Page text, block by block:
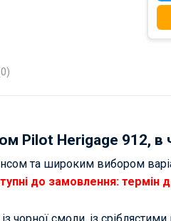
Pilot Herigage 912, в
та широким вибором
до замовлення: термін